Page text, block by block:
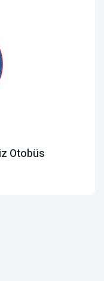
Otobüs